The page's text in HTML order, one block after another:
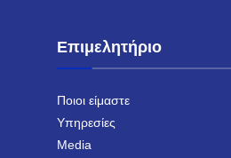
Επιμελητήριο
Ποιοι είμαστε
Υπηρεσίες
Media